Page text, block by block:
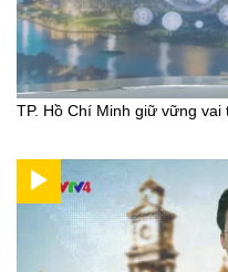
TP. Hồ Chí Minh giữ vững vai